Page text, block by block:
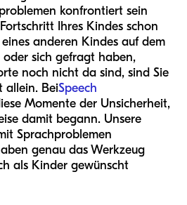
konfrontiert sein
Ihres Kindes schon
anderen Kindes auf dem
sich gefragt haben,
noch nicht da sind, sind Sie
allein. BeiSpeech
Momente der Unsicherheit,
damit begann. Unsere
Sprachproblemen
genau das Werkzeug
als Kinder gewünscht